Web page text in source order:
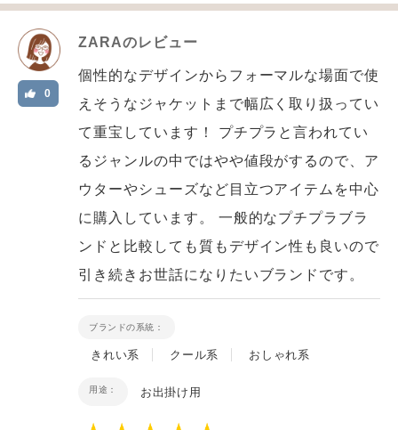
ZARAのレビュー
0
個性的なデザインからフォーマルな場面で使
えそうなジャケットまで幅広く取り扱ってい
て重宝しています！ プチプラと言われてい
るジャンルの中ではやや値段がするので、ア
ウターやシューズなど目立つアイテムを中心
に購入しています。 一般的なプチプラブラ
ンドと比較しても質もデザイン性も良いので
引き続きお世話になりたいブランドです。
ブランドの系統：
きれい系 クール系 おしゃれ系
用途： お出掛け用